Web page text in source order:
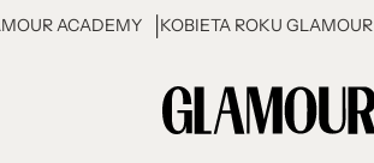
ACADEMY KOBIETA ROKU GLAMOUR